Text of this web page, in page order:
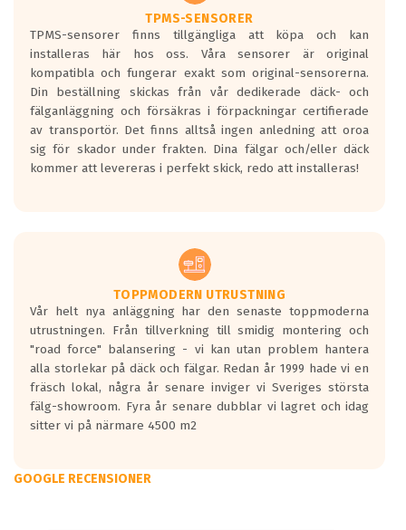
TPMS-SENSORER
TPMS-sensorer finns tillgängliga att köpa och kan
installeras här hos oss. Våra sensorer är original
kompatibla och fungerar exakt som original-sensorerna.
Din beställning skickas från vår dedikerade däck- och
fälganläggning och försäkras i förpackningar certifierade
av transportör. Det finns alltså ingen anledning att oroa
sig för skador under frakten. Dina fälgar och/eller däck
kommer att levereras i perfekt skick, redo att installeras!
TOPPMODERN UTRUSTNING
Vår helt nya anläggning har den senaste toppmoderna
utrustningen. Från tillverkning till smidig montering och
"road force" balansering - vi kan utan problem hantera
alla storlekar på däck och fälgar. Redan år 1999 hade vi en
fräsch lokal, några år senare inviger vi Sveriges största
fälg-showroom. Fyra år senare dubblar vi lagret och idag
sitter vi på närmare 4500 m2
GOOGLE RECENSIONER